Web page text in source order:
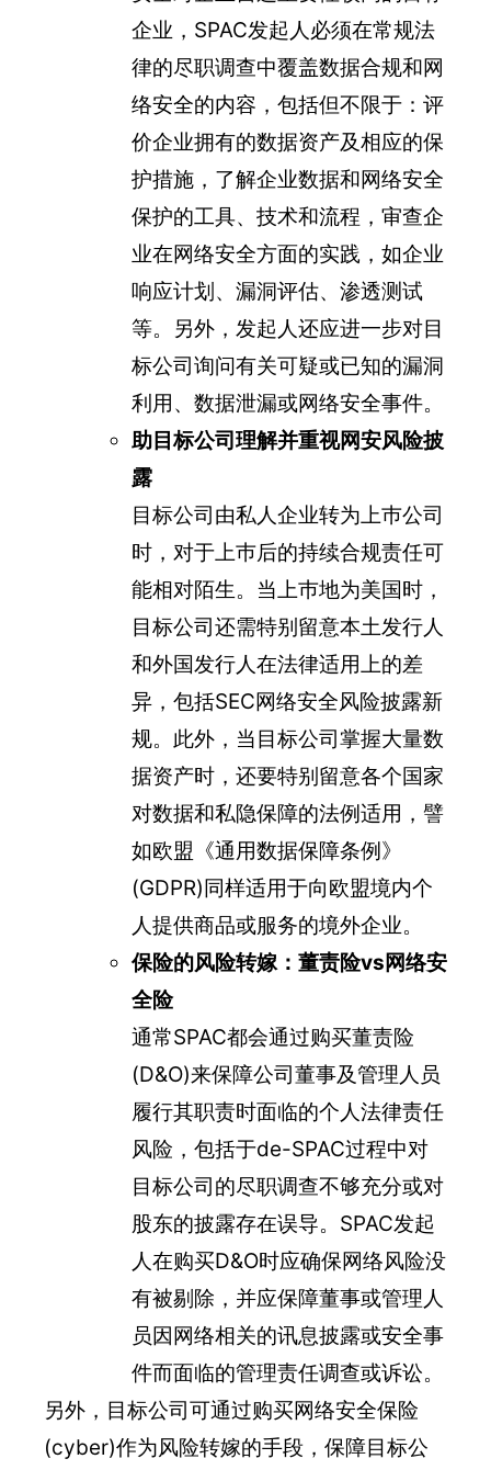
企业，SPAC发起人必须在常规法
律的尽职调查中覆盖数据合规和网
络安全的内容，包括但不限于：评
价企业拥有的数据资产及相应的保
护措施，了解企业数据和网络安全
保护的工具、技术和流程，审查企
业在网络安全方面的实践，如企业
响应计划、漏洞评估、渗透测试
等。另外，发起人还应进一步对目
标公司询问有关可疑或已知的漏洞
利用、数据泄漏或网络安全事件。
助目标公司理解并重视网安风险披
露
目标公司由私人企业转为上巿公司
时，对于上巿后的持续合规责任可
能相对陌生。当上巿地为美国时，
目标公司还需特别留意本土发行人
和外国发行人在法律适用上的差
异，包括SEC网络安全风险披露新
规。此外，当目标公司掌握大量数
据资产时，还要特别留意各个国家
对数据和私隐保障的法例适用，譬
如欧盟《通用数据保障条例》
(GDPR)同样适用于向欧盟境内个
人提供商品或服务的境外企业。
保险的风险转嫁：董责险vs网络安
全险
通常SPAC都会通过购买董责险
(D&O)来保障公司董事及管理人员
履行其职责时面临的个人法律责任
风险，包括于de-SPAC过程中对
目标公司的尽职调查不够充分或对
股东的披露存在误导。SPAC发起
人在购买D&O时应确保网络风险没
有被剔除，并应保障董事或管理人
员因网络相关的讯息披露或安全事
件而面临的管理责任调查或诉讼。
另外，目标公司可通过购买网络安全保险
(cyber)作为风险转嫁的手段，保障目标公